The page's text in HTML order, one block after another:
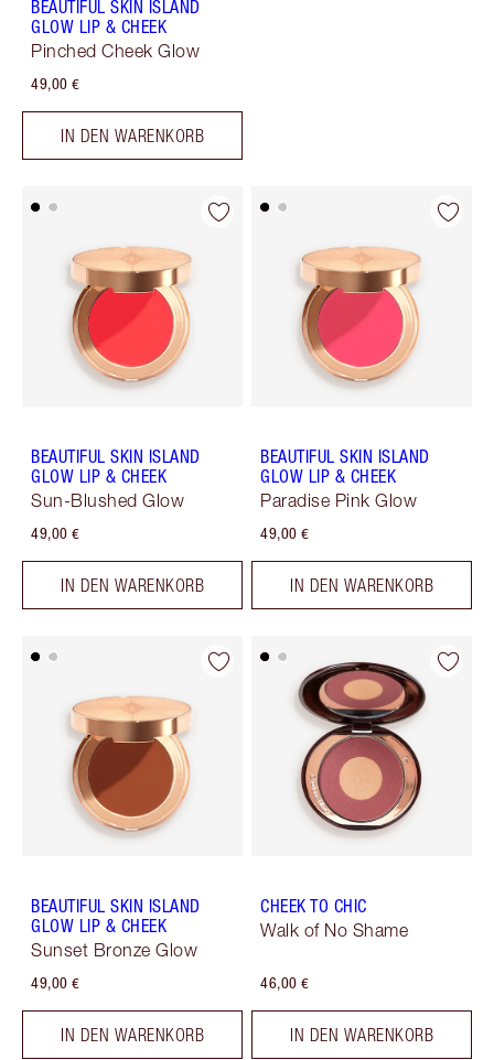
BEAUTIFUL SKIN ISLAND
GLOW LIP & CHEEK
Pinched Cheek Glow
49,00 €
IN DEN WARENKORB
BEAUTIFUL SKIN ISLAND
GLOW LIP & CHEEK
Sun-Blushed Glow
49,00 €
IN DEN WARENKORB
BEAUTIFUL SKIN ISLAND
GLOW LIP & CHEEK
Paradise Pink Glow
49,00 €
IN DEN WARENKORB
BEAUTIFUL SKIN ISLAND
GLOW LIP & CHEEK
Sunset Bronze Glow
49,00 €
IN DEN WARENKORB
CHEEK TO CHIC
Walk of No Shame
46,00 €
IN DEN WARENKORB